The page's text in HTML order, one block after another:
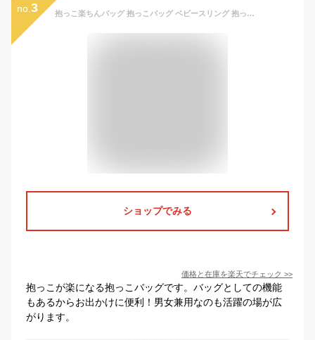
no. 3 抱っこ楽ちんバッグ 抱っこバッグ ベビースリング 抱っこ紐 抱っこひも お出かけが楽チン 抱っこ補助 男女兼用 2WAY ヒップシート ボディバッグ 育児バッグ フィット感 両利き 大容量 落下防止機能 PairFook ペアフック 出産祝い イクメン 育メン 育児用品
ショップでみる
価格と在庫を楽天でチェック >>
抱っこが楽になる抱っこバッグです。バッグとしての機能
もあるからお出かけに便利！男女兼用なのも活躍の場が広
がります。